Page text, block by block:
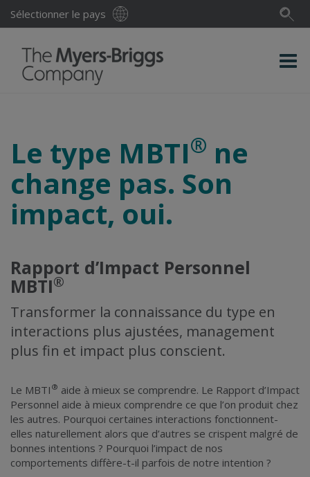
Sélectionner le pays
Le type MBTI® ne
change pas. Son
impact, oui.
Rapport d’Impact Personnel
MBTI®
Transformer la connaissance du type en
interactions plus ajustées, management
plus fin et impact plus conscient.
Le MBTI ® aide à mieux se comprendre. Le Rapport d’Impact
Personnel aide à mieux comprendre ce que l’on produit chez
les autres. Pourquoi certaines interactions fonctionnent-
elles naturellement alors que d’autres se crispent malgré de
bonnes intentions ? Pourquoi l’impact de nos
comportements diffère-t-il parfois de notre intention ?